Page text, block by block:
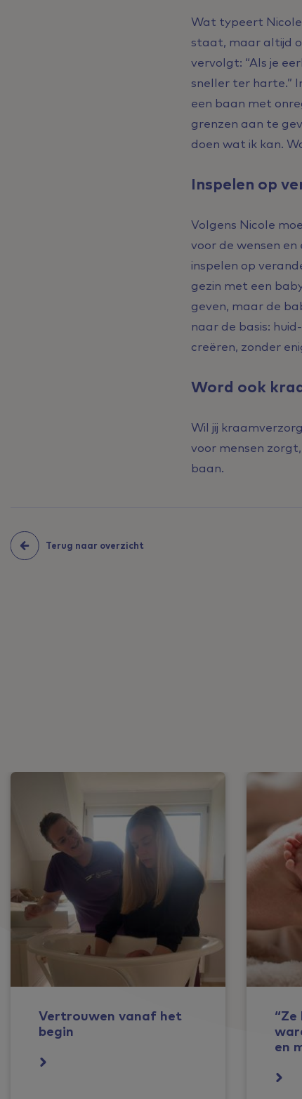
Wat typeert Nicole
staat, maar altijd
vervolgt: “Als je
sneller ter harte.”
een baan met
grenzen aan te
doen wat ik kan.
Inspelen op
Volgens Nicole
voor de wensen
inspelen op
gezin met een
geven, maar de
naar de basis:
creëren, zonder
Word ook
Wil jij
voor mensen
baan.
Terug naar overzicht
Vertrouwen vanaf het
begin
en